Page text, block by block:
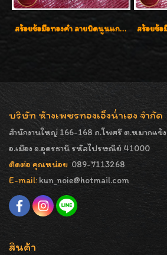
สร้อยข้อมือทองคำ ลายบิดนูนแกะลาย ทองคำ 96.5% น้ำหนัก 5 บาท สวยค่ะ
บริษัท ห้างเพชรทองเอ็งน่ำเฮง จำกัด
สำนักงานใหญ่ 166-168 ถ.โพศรี ต.หมากแข้ง
อ.เมือง จ.อุดรธานี รหัสไปรษณีย์ 41000
ติดต่อ คุณหน่อย 089-7113268
E-mail: kun_noie@hotmail.com
สินค้า